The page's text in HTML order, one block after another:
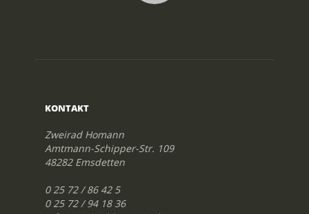
KONTAKT
Zweirad Homann
Amtmann-Schipper-Str. 109
48282 Emsdetten
0 25 72 / 86 42 5
0 25 72 / 94 18 36